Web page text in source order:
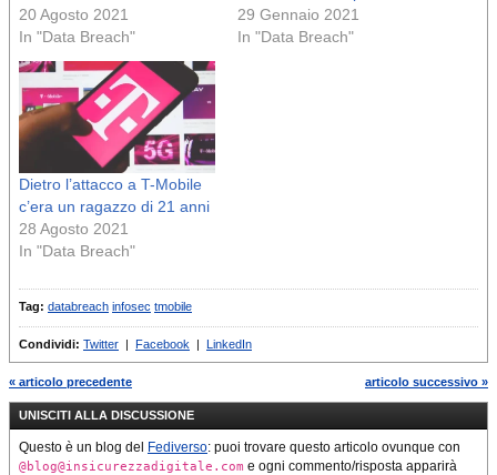
20 Agosto 2021
In "Data Breach"
29 Gennaio 2021
In "Data Breach"
Dietro l’attacco a T-Mobile
c’era un ragazzo di 21 anni
28 Agosto 2021
In "Data Breach"
Tag: databreach infosec tmobile
Condividi: Twitter | Facebook | LinkedIn
« articolo precedente articolo successivo »
UNISCITI ALLA DISCUSSIONE
Questo è un blog del Fediverso: puoi trovare questo articolo ovunque con
@blog@insicurezzadigitale.com e ogni commento/risposta apparirà